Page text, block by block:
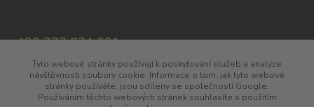
+420 777 874 991
info@chutnavina.cz
Tyto webové stránky používají k poskytování služeb a analýze
návštěvnosti soubory cookie. Informace o tom, jak tyto webové
stránky používáte, jsou sdíleny se společností Google.
Používáním těchto webových stránek souhlasíte s použitím